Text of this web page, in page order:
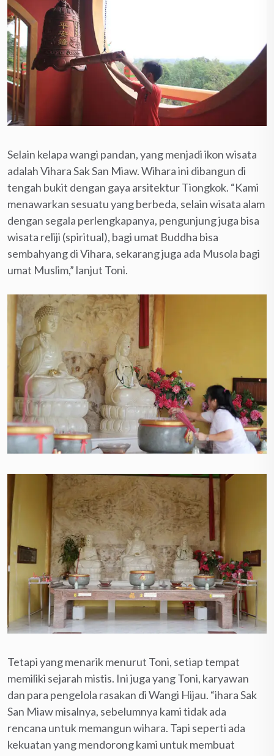
Selain kelapa wangi pandan, yang menjadi ikon wisata
adalah Vihara Sak San Miaw. Wihara ini dibangun di
tengah bukit dengan gaya arsitektur Tiongkok. “Kami
menawarkan sesuatu yang berbeda, selain wisata alam
dengan segala perlengkapanya, pengunjung juga bisa
wisata reliji (spiritual), bagi umat Buddha bisa
sembahyang di Vihara, sekarang juga ada Musola bagi
umat Muslim,” lanjut Toni.
Tetapi yang menarik menurut Toni, setiap tempat
memiliki sejarah mistis. Ini juga yang Toni, karyawan
dan para pengelola rasakan di Wangi Hijau. “ihara Sak
San Miaw misalnya, sebelumnya kami tidak ada
rencana untuk memangun wihara. Tapi seperti ada
kekuatan yang mendorong kami untuk membuat